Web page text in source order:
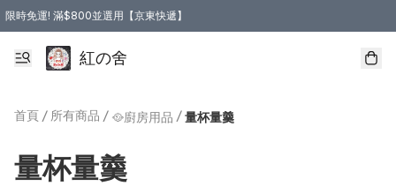
限時免運! 滿$800並選用【京東快遞】
紅の舍
首頁 / 所有商品 / 🥘廚房用品 / 量杯量羹
量杯量羹